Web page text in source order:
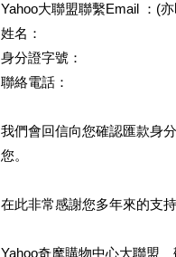
Yahoo大聯盟聯繫Email ：(
姓名：
身分證字號：
聯絡電話：
我們會回信向您確認匯款身
您。
在此非常感謝您多年來的支
Yahoo奇摩購物中心大聯盟